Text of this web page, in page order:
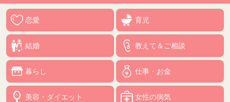
恋愛 育児
結婚 教えて＆ご相談
暮らし 仕事・お金
美容・ダイエット 女性の病気